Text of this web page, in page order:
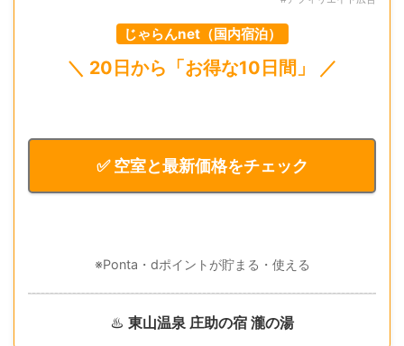
じゃらんnet（国内宿泊）
＼ 20日から「お得な10日間」 ／
✅ 空室と最新価格をチェック
※Ponta・dポイントが貯まる・使える
♨️ 東山温泉 庄助の宿 瀧の湯